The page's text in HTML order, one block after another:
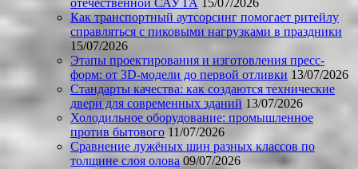
отечественной САУ ГА 15/07/2026
Как транспортный аутсорсинг помогает ритейлу
справляться с пиковыми нагрузками в праздники
15/07/2026
Этапы проектирования и изготовления пресс-
форм: от 3D-модели до первой отливки 13/07/2026
Стандарты качества: как создаются технические
двери для современных зданий 13/07/2026
Холодильное оборудование: промышленное
против бытового 11/07/2026
Сравнение лужёных шин разных классов по
толщине слоя олова 09/07/2026